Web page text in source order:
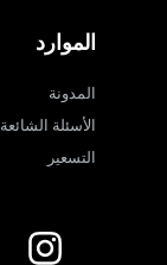
الموارد
المدونة
الأسئلة الشائعة
التسعير